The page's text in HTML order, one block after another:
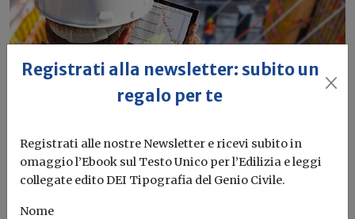
Conto Termico 3.0 e Comunità
Energetiche: una nuova leva per la
pianificazione energetica locale
Registrati alla newsletter: subito un
regalo per te
Registrati alle nostre Newsletter e ricevi subito in
omaggio l’Ebook sul Testo Unico per l’Edilizia e leggi
collegate edito DEI Tipografia del Genio Civile.
Nome